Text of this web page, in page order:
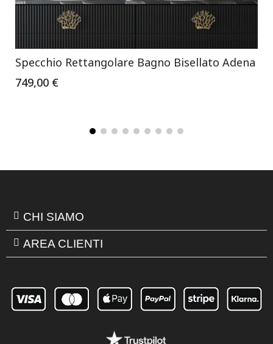
Specchio Rettangolare Bagno Bisellato Adena
749,00 €
CHI SIAMO
AREA CLIENTI